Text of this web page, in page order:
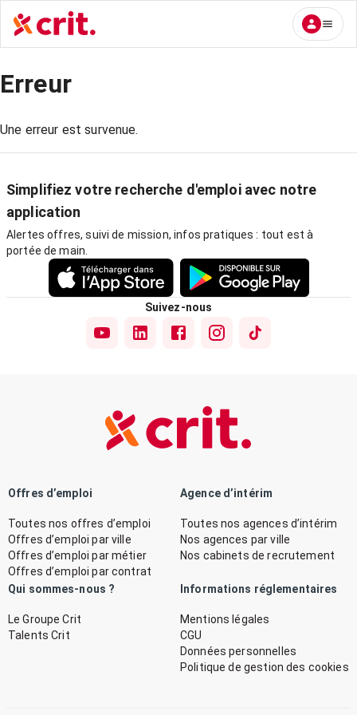
Erreur
Une erreur est survenue.
Simplifiez votre recherche d'emploi avec notre
application
Alertes offres, suivi de mission, infos pratiques : tout est à
portée de main.
Suivez-nous
Offres d’emploi
Toutes nos offres d’emploi
Offres d’emploi par ville
Offres d’emploi par métier
Offres d’emploi par contrat
Agence d’intérim
Toutes nos agences d’intérim
Nos agences par ville
Nos cabinets de recrutement
Qui sommes-nous ?
Le Groupe Crit
Talents Crit
Informations réglementaires
Mentions légales
CGU
Données personnelles
Politique de gestion des cookies